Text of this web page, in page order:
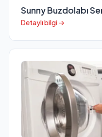
Sunny Buzdolabı
Detaylı bilgi →